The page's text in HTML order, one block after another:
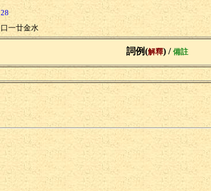
28
口一廿金水
詞例(解釋) / 備註